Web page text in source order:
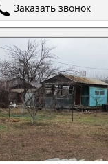
Заказать звонок